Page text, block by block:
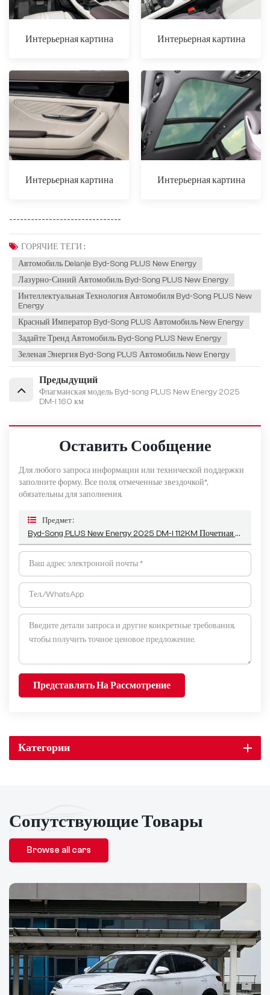
Интерьерная картина Интерьерная картина
Интерьерная картина Интерьерная картина
-------------------------------
ГОРЯЧИЕ ТЕГИ :
Автомобиль Delanje Byd-Song PLUS New Energy
Лазурно-Синий Автомобиль Byd-Song PLUS New Energy
Интеллектуальная Технология Автомобиля Byd-Song PLUS New
Energy
Красный Император Byd-Song PLUS Автомобиль New Energy
Задайте Тренд Автомобиль Byd-Song PLUS New Energy
Зеленая Энергия Byd-Song PLUS Автомобиль New Energy
Предыдущий
Флагманская модель Byd-song PLUS New Energy 2025
DM-i 160 км
Оставить Сообщение
Для любого запроса информации или технической поддержки
заполните форму. Все поля, отмеченные звездочкой*,
обязательны для заполнения.
Предмет :
Byd-Song PLUS New Energy 2025 DM-I 112KM Почетная Модель
Представлять На Рассмотрение
Категории
Сопутствующие Товары
Browse all cars